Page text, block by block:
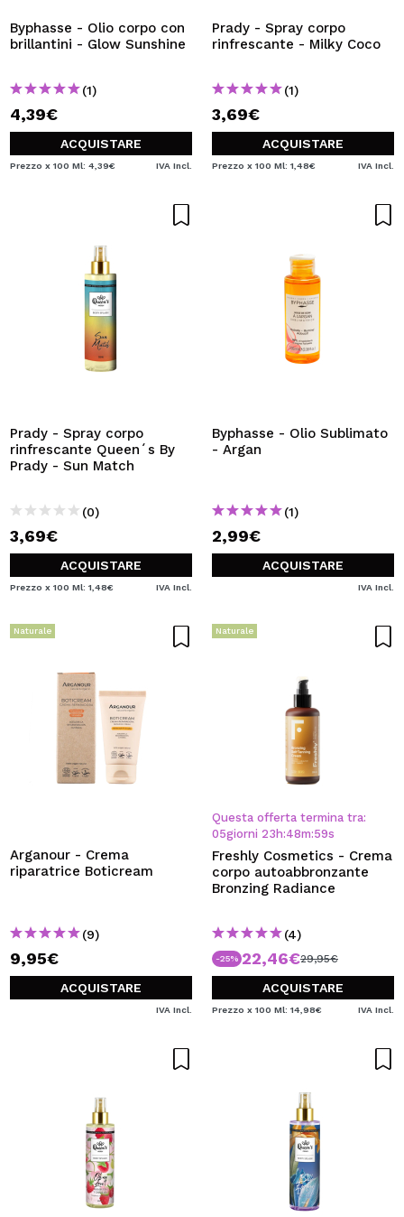
Byphasse - Olio corpo con
brillantini - Glow Sunshine
(1)
4,39€
ACQUISTARE
Prezzo x 100 Ml: 4,39€ IVA Incl.
Prady - Spray corpo
rinfrescante - Milky Coco
(1)
3,69€
ACQUISTARE
Prezzo x 100 Ml: 1,48€ IVA Incl.
Prady - Spray corpo
rinfrescante Queen´s By
Prady - Sun Match
(0)
3,69€
ACQUISTARE
Prezzo x 100 Ml: 1,48€ IVA Incl.
Byphasse - Olio Sublimato
- Argan
(1)
2,99€
ACQUISTARE
IVA Incl.
Naturale
Arganour - Crema
riparatrice Boticream
(9)
9,95€
ACQUISTARE
IVA Incl.
Naturale
Questa offerta termina tra:
05giorni 23 h:48m:59s
Freshly Cosmetics - Crema
corpo autoabbronzante
Bronzing Radiance
(4)
-25% 22,46€29,95€
ACQUISTARE
Prezzo x 100 Ml: 14,98€ IVA Incl.